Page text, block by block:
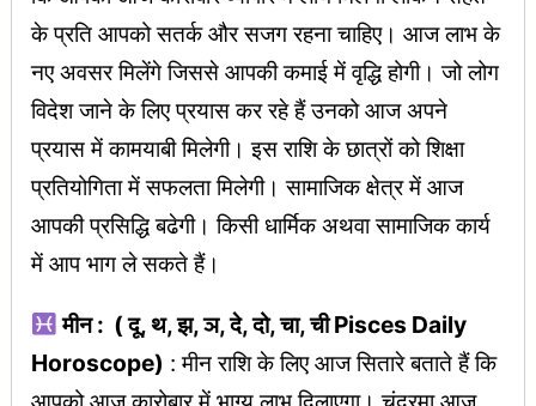
के प्रति आपको सतर्क और सजग रहना चाहिए। आज लाभ के
नए अवसर मिलेंगे जिससे आपकी कमाई में वृद्धि होगी। जो लोग
विदेश जाने के लिए प्रयास कर रहे हैं उनको आज अपने
प्रयास में कामयाबी मिलेगी। इस राशि के छात्रों को शिक्षा
प्रतियोगिता में सफलता मिलेगी। सामाजिक क्षेत्र में आज
आपकी प्रसिद्धि बढेगी। किसी धार्मिक अथवा सामाजिक कार्य
में आप भाग ले सकते हैं।
मीन : ( दू, थ, झ, ञ, दे, दो, चा, ची Pisces Daily
Horoscope) : मीन राशि के लिए आज सितारे बताते हैं कि